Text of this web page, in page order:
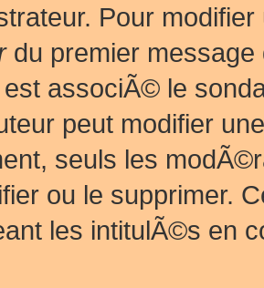
Pour
du premier
est associÃ© le
peut modifier
seuls les
ou le supprimer.
les intitulÃ©s en